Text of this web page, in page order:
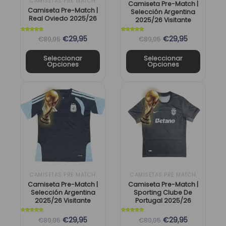
Camiseta Pre-Match |
Real Oviedo 2025/26
€89,95 €29,95
Seleccionar
Opciones
pueden
elegir
la
página
de
producto
Camiseta Pre-Match |
Selección Argentina
2025/26 Visitante
€89,95 €29,95
Seleccionar
Opciones
pueden
elegir
la
página
de
producto
CAMISETAS PRE MATCH
Camiseta Pre-Match |
Selección Argentina
2025/26 Visitante
€89,95
El
precio
original
89,95 €.
€29,95
precio
actual
es:
29,95 €.
Este
producto
tiene
múltiples
variantes.
opciones
se
pueden
elegir
la
CAMISETAS PRE MATCH
Camiseta Pre-Match |
Sporting Clube De
Portugal 2025/26
€89,95
precio
original
era:
89,95 €.
€29,95
actual
es:
producto
tiene
múltiples
opciones
se
pueden
elegir
la